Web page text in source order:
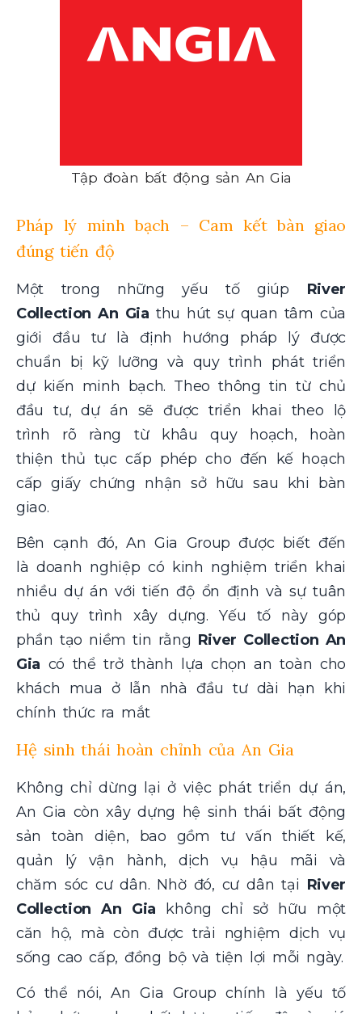
Tập đoàn bất động sản An Gia
Pháp lý minh bạch – Cam kết bàn giao
đúng tiến độ
Một trong những yếu tố giúp River
Collection An Gia thu hút sự quan tâm của
giới đầu tư là định hướng pháp lý được
chuẩn bị kỹ lưỡng và quy trình phát triển
dự kiến minh bạch. Theo thông tin từ chủ
đầu tư, dự án sẽ được triển khai theo lộ
trình rõ ràng từ khâu quy hoạch, hoàn
thiện thủ tục cấp phép cho đến kế hoạch
cấp giấy chứng nhận sở hữu sau khi bàn
giao.
Bên cạnh đó, An Gia Group được biết đến
là doanh nghiệp có kinh nghiệm triển khai
nhiều dự án với tiến độ ổn định và sự tuân
thủ quy trình xây dựng. Yếu tố này góp
phần tạo niềm tin rằng River Collection An
Gia có thể trở thành lựa chọn an toàn cho
khách mua ở lẫn nhà đầu tư dài hạn khi
chính thức ra mắt
Hệ sinh thái hoàn chỉnh của An Gia
Không chỉ dừng lại ở việc phát triển dự án,
An Gia còn xây dựng hệ sinh thái bất động
sản toàn diện, bao gồm tư vấn thiết kế,
quản lý vận hành, dịch vụ hậu mãi và
chăm sóc cư dân. Nhờ đó, cư dân tại River
Collection An Gia không chỉ sở hữu một
căn hộ, mà còn được trải nghiệm dịch vụ
sống cao cấp, đồng bộ và tiện lợi mỗi ngày.
Có thể nói, An Gia Group chính là yếu tố